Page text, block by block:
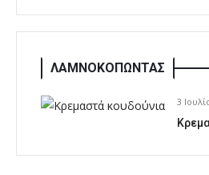
ΛΑΜΝΟΚΟΠΩΝΤΑΣ
3